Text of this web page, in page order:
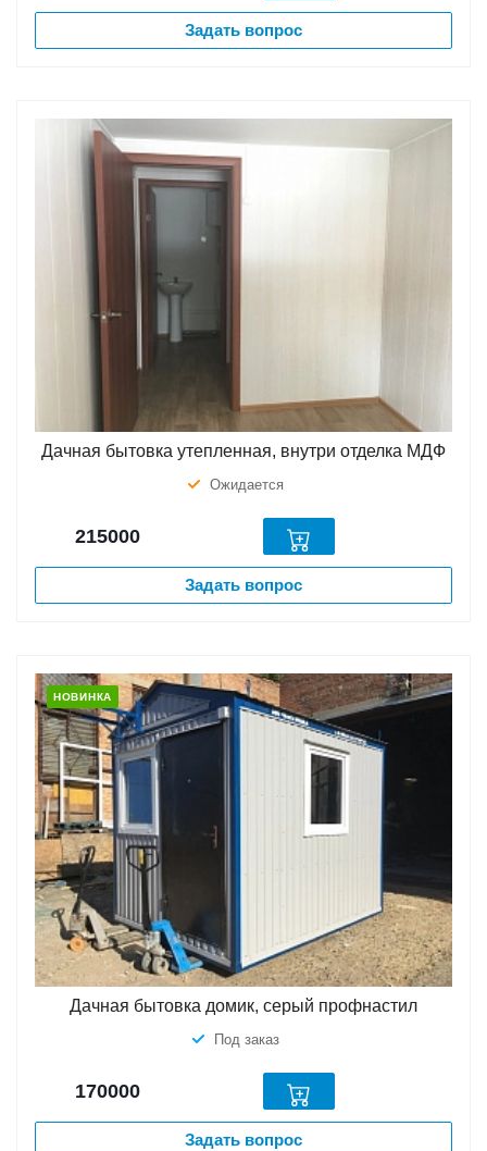
Задать вопрос
Дачная бытовка утепленная, внутри отделка МДФ
Ожидается
215000
Задать вопрос
НОВИНКА
Дачная бытовка домик, серый профнастил
Под заказ
170000
Задать вопрос